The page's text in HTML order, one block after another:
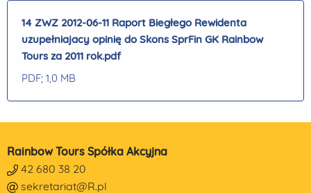
14 ZWZ 2012-06-11 Raport Biegłego Rewidenta
uzupełniajacy opinię do Skons SprFin GK Rainbow
Tours za 2011 rok.pdf
PDF; 1,0 MB
Rainbow Tours Spółka Akcyjna
42 680 38 20
sekretariat@R.pl